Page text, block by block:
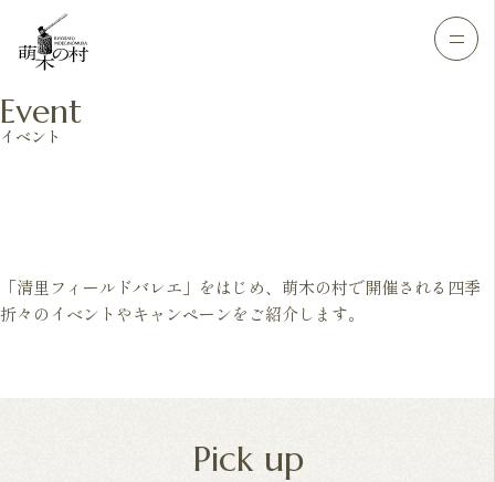
Event
イベント
「清里フィールドバレエ」をはじめ、萌木の村で開催される四季
折々のイベントやキャンペーンをご紹介します。
Pick up